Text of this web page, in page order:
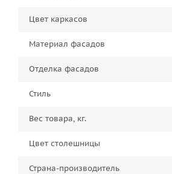
Цвет каркасов
Материал фасадов
Отделка фасадов
Стиль
Вес товара, кг.
Цвет столешницы
Страна-производитель